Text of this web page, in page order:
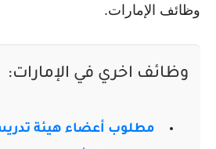
وظائف الإمارات.
وظائف اخري في الإمارات:
مطلوب أعضاء هيئة